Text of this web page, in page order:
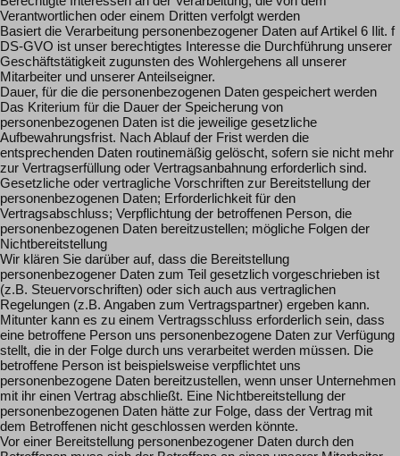
Verantwortlichen oder einem Dritten verfolgt werden
Basiert die Verarbeitung personenbezogener Daten auf Artikel 6 Ilit. f
DS-GVO ist unser berechtigtes Interesse die Durchführung unserer
Geschäftstätigkeit zugunsten des Wohlergehens all unserer
Mitarbeiter und unserer Anteilseigner.
Dauer, für die die personenbezogenen Daten gespeichert werden
Das Kriterium für die Dauer der Speicherung von
personenbezogenen Daten ist die jeweilige gesetzliche
Aufbewahrungsfrist. Nach Ablauf der Frist werden die
entsprechenden Daten routinemäßig gelöscht, sofern sie nicht mehr
zur Vertragserfüllung oder Vertragsanbahnung erforderlich sind.
Gesetzliche oder vertragliche Vorschriften zur Bereitstellung der
personenbezogenen Daten; Erforderlichkeit für den
Vertragsabschluss; Verpflichtung der betroffenen Person, die
personenbezogenen Daten bereitzustellen; mögliche Folgen der
Nichtbereitstellung
Wir klären Sie darüber auf, dass die Bereitstellung
personenbezogener Daten zum Teil gesetzlich vorgeschrieben ist
(z.B. Steuervorschriften) oder sich auch aus vertraglichen
Regelungen (z.B. Angaben zum Vertragspartner) ergeben kann.
Mitunter kann es zu einem Vertragsschluss erforderlich sein, dass
eine betroffene Person uns personenbezogene Daten zur Verfügung
stellt, die in der Folge durch uns verarbeitet werden müssen. Die
betroffene Person ist beispielsweise verpflichtet uns
personenbezogene Daten bereitzustellen, wenn unser Unternehmen
mit ihr einen Vertrag abschließt. Eine Nichtbereitstellung der
personenbezogenen Daten hätte zur Folge, dass der Vertrag mit
dem Betroffenen nicht geschlossen werden könnte.
Vor einer Bereitstellung personenbezogener Daten durch den